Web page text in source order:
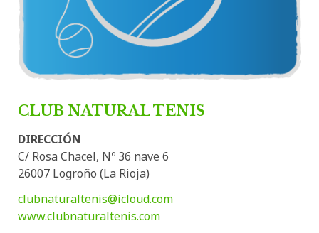
CLUB NATURAL TENIS
DIRECCIÓN
C/ Rosa Chacel, Nº 36 nave 6
26007 Logroño (La Rioja)
clubnaturaltenis@icloud.com
www.clubnaturaltenis.com